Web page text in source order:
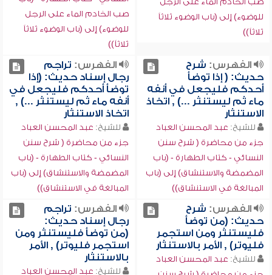
للوضوء) إلى (باب الوضوء ثلاثاً
ثلاثاً))
صب الخادم الماء على الرجل
للوضوء) إلى (باب الوضوء ثلاثاً
ثلاثاً))
الفهرس: شرح
حديث: ( إذا توضأ
أحدكم فليجعل في أنفه
ماء ثم ليستنثر ...) , اتخاذ
الاستنثار
للشيخ: عبد المحسن العباد
جزء من محاضرة ( شرح سنن
النسائي - كتاب الطهارة - (باب
المضمضة والاستنشاق) إلى (باب
المبالغة في الاستنشاق))
الفهرس: تراجم
رجال إسناد حديث: (إذا
توضأ أحدكم فليجعل في
أنفه ماء ثم ليستنثر ...) ,
اتخاذ الاستنثار
للشيخ: عبد المحسن العباد
جزء من محاضرة ( شرح سنن
النسائي - كتاب الطهارة - (باب
المضمضة والاستنشاق) إلى (باب
المبالغة في الاستنشاق))
الفهرس: شرح
حديث: (من توضأ
فليستنثر ومن استجمر
فليوتر) , الأمر بالاستنثار
للشيخ: عبد المحسن العباد
الفهرس: تراجم
رجال إسناد حديث:
(من توضأ فليستنثر ومن
استجمر فليوتر) , الأمر
بالاستنثار
للشيخ: عبد المحسن العباد